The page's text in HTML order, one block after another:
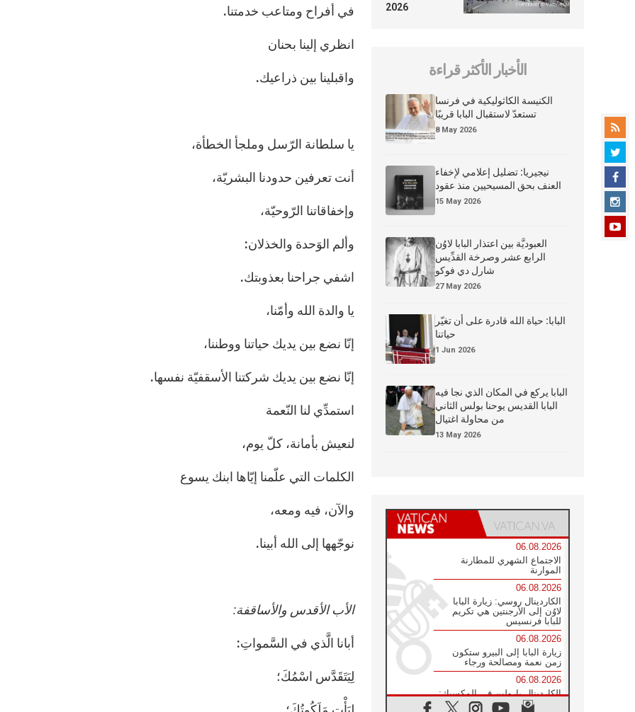
في أفراح ومتاعب خدمتنا.
انظري إلينا بحنان
واقبلينا بين ذراعيك.
يا سلطانة الرّسل وملجأ الخطأة،
أنت تعرفين حدودنا البشريّة،
وإخفاقاتنا الرّوحيّة،
وألم الوَحدة والخذلان:
اشفي جراحنا بعذوبتك.
يا والدة الله وأمّنا،
إنّا نضع بين يديك حياتنا ووطننا،
إنّا نضع بين يديك شركتنا الأسقفيّة نفسها.
استمدِّي لنا النّعمة
لنعيش بأمانة، كلّ يوم،
الكلمات التي علّمنا إيّاها ابنك يسوع
والآن، فيه ومعه،
نوجّهها إلى الله أبينا.
الأب الأقدس والأساقفة:
أبانا الَّذي في السَّمواتِ:
لِيَتَقَدَّس اسْمُكَ؛
2026
الأخبار الأكثر قراءة
الكنيسة الكاثوليكية في فرنسا
تستعدّ لاستقبال البابا قريبًا
8 May 2026
نيجيريا: تضليل إعلامي لإخفاء
العنف بحق المسيحيين منذ عقود
15 May 2026
العبوديَّة بين اعتذار البابا لاوُن
الرابع عشر وصرخة القدِّيس
شارل دي فوكو
27 May 2026
البابا: حياة الله قادرة على أن تغيّر
حياتنا
1 Jun 2026
البابا يركع في المكان الذي نجا فيه
البابا القديس يوحنا بولس الثاني
من محاولة اغتيال
13 May 2026
06.08.2026
الاجتماع الشهري للمطارنة
الموارنة
06.08.2026
الكاردينال روسي: زيارة البابا
لاوُن إلى الأرجنتين هي تكريم
للبابا فرنسيس
06.08.2026
زيارة البابا إلى البيرو ستكون
زمن نعمة ومصالحة ورجاء
06.08.2026
الكاردينال بارولين في المكسيك:
علينا أن نكون حاضرين إلى جانب